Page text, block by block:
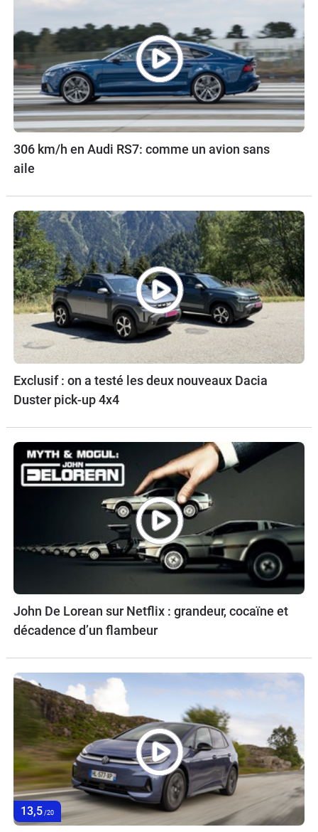
306 km/h en Audi RS7: comme un avion sans
aile
Exclusif : on a testé les deux nouveaux Dacia
Duster pick-up 4x4
John De Lorean sur Netflix : grandeur, cocaïne et
décadence d’un flambeur
13,5 /20